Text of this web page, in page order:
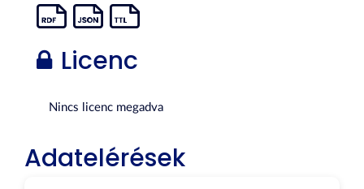
Licenc
Nincs licenc megadva
Adatelérések